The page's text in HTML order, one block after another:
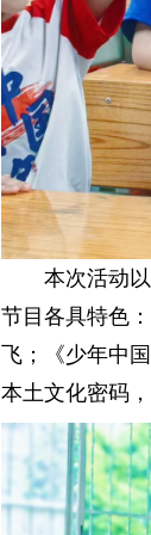
本次活动
节目各具特色
飞；《少年中
本土文化密码